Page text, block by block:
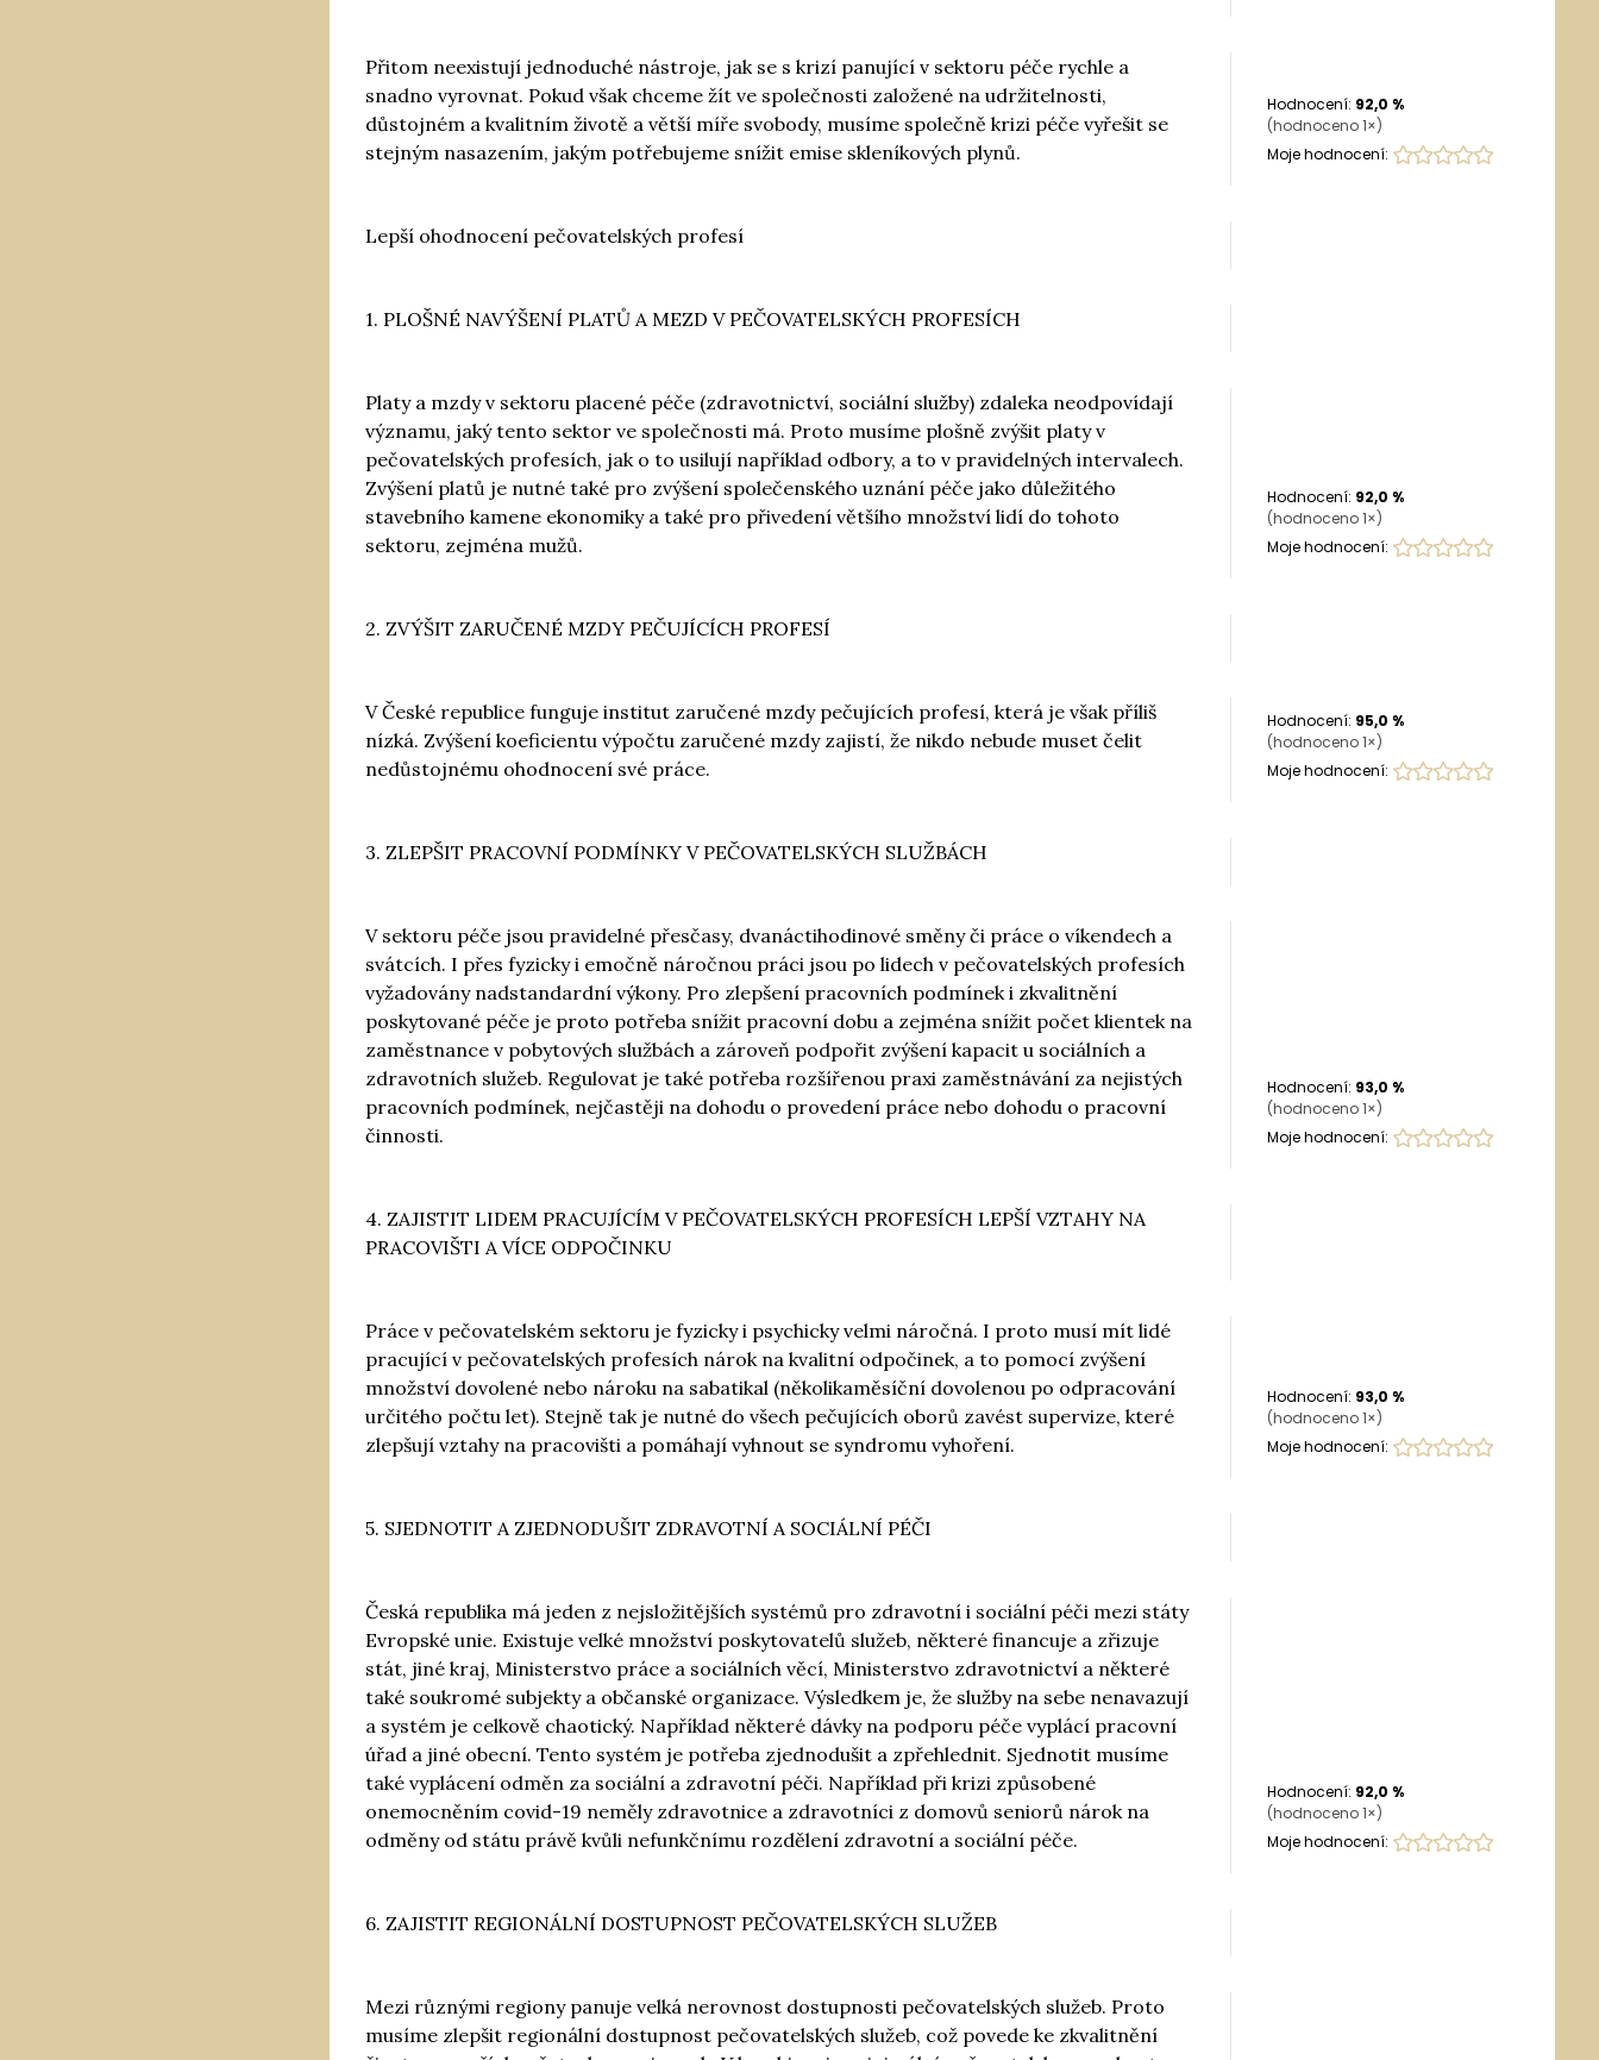
Přitom neexistují jednoduché nástroje, jak se s krizí panující v sektoru péče rychle a
snadno vyrovnat. Pokud však chceme žít ve společnosti založené na udržitelnosti,
důstojném a kvalitním životě a větší míře svobody, musíme společně krizi péče vyřešit se
stejným nasazením, jakým potřebujeme snížit emise skleníkových plynů.
Hodnocení: 92,0 %
(hodnoceno1×)
Moje hodnocení:
Lepší ohodnocení pečovatelských profesí
1. PLOŠNÉ NAVÝŠENÍ PLATŮ A MEZD V PEČOVATELSKÝCH PROFESÍCH
Platy a mzdy v sektoru placené péče (zdravotnictví, sociální služby) zdaleka neodpovídají
významu, jaký tento sektor ve společnosti má. Proto musíme plošně zvýšit platy v
pečovatelských profesích, jak o to usilují například odbory, a to v pravidelných intervalech.
Zvýšení platů je nutné také pro zvýšení společenského uznání péče jako důležitého
stavebního kamene ekonomiky a také pro přivedení většího množství lidí do tohoto
sektoru, zejména mužů.
Hodnocení: 92,0 %
(hodnoceno1×)
Moje hodnocení:
2. ZVÝŠIT ZARUČENÉ MZDY PEČUJÍCÍCH PROFESÍ
V České republice funguje institut zaručené mzdy pečujících profesí, která je však příliš
nízká. Zvýšení koeficientu výpočtu zaručené mzdy zajistí, že nikdo nebude muset čelit
nedůstojnému ohodnocení své práce.
Hodnocení: 95,0 %
(hodnoceno1×)
Moje hodnocení:
3. ZLEPŠIT PRACOVNÍ PODMÍNKY V PEČOVATELSKÝCH SLUŽBÁCH
V sektoru péče jsou pravidelné přesčasy, dvanáctihodinové směny či práce o víkendech a
svátcích. I přes fyzicky i emočně náročnou práci jsou po lidech v pečovatelských profesích
vyžadovány nadstandardní výkony. Pro zlepšení pracovních podmínek i zkvalitnění
poskytované péče je proto potřeba snížit pracovní dobu a zejména snížit počet klientek na
zaměstnance v pobytových službách a zároveň podpořit zvýšení kapacit u sociálních a
zdravotních služeb. Regulovat je také potřeba rozšířenou praxi zaměstnávání za nejistých
pracovních podmínek, nejčastěji na dohodu o provedení práce nebo dohodu o pracovní
činnosti.
Hodnocení: 93,0 %
(hodnoceno1×)
Moje hodnocení:
4. ZAJISTIT LIDEM PRACUJÍCÍM V PEČOVATELSKÝCH PROFESÍCH LEPŠÍ VZTAHY NA
PRACOVIŠTI A VÍCE ODPOČINKU
Práce v pečovatelském sektoru je fyzicky i psychicky velmi náročná. I proto musí mít lidé
pracující v pečovatelských profesích nárok na kvalitní odpočinek, a to pomocí zvýšení
množství dovolené nebo nároku na sabatikal (několikaměsíční dovolenou po odpracování
určitého počtu let). Stejně tak je nutné do všech pečujících oborů zavést supervize, které
zlepšují vztahy na pracovišti a pomáhají vyhnout se syndromu vyhoření.
Hodnocení: 93,0 %
(hodnoceno1×)
Moje hodnocení:
5. SJEDNOTIT A ZJEDNODUŠIT ZDRAVOTNÍ A SOCIÁLNÍ PÉČI
Česká republika má jeden z nejsložitějších systémů pro zdravotní i sociální péči mezi státy
Evropské unie. Existuje velké množství poskytovatelů služeb, některé financuje a zřizuje
stát, jiné kraj, Ministerstvo práce a sociálních věcí, Ministerstvo zdravotnictví a některé
také soukromé subjekty a občanské organizace. Výsledkem je, že služby na sebe nenavazují
a systém je celkově chaotický. Například některé dávky na podporu péče vyplácí pracovní
úřad a jiné obecní. Tento systém je potřeba zjednodušit a zpřehlednit. Sjednotit musíme
také vyplácení odměn za sociální a zdravotní péči. Například při krizi způsobené
onemocněním covid-19 neměly zdravotnice a zdravotníci z domovů seniorů nárok na
odměny od státu právě kvůli nefunkčnímu rozdělení zdravotní a sociální péče.
Hodnocení: 92,0 %
(hodnoceno1×)
Moje hodnocení:
6. ZAJISTIT REGIONÁLNÍ DOSTUPNOST PEČOVATELSKÝCH SLUŽEB
Mezi různými regiony panuje velká nerovnost dostupnosti pečovatelských služeb. Proto
musíme zlepšit regionální dostupnost pečovatelských služeb, což povede ke zkvalitnění